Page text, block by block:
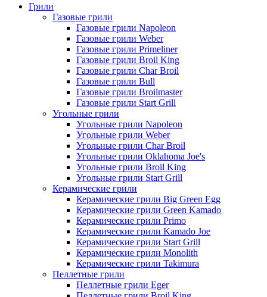
Грили
Газовые грили
Газовые грили Napoleon
Газовые грили Weber
Газовые грили Primeliner
Газовые грили Broil King
Газовые грили Char Broil
Газовые грили Bull
Газовые грили Broilmaster
Газовые грили Start Grill
Угольные грили
Угольные грили Napoleon
Угольные грили Weber
Угольные грили Char Broil
Угольные грили Oklahoma Joe's
Угольные грили Broil King
Угольные грили Start Grill
Керамические грили
Керамические грили Big Green Egg
Керамические грили Green Kamado
Керамические грили Primo
Керамические грили Kamado Joe
Керамические грили Start Grill
Керамические грили Monolith
Керамические грили Takimura
Пеллетные грили
Пеллетные грили Eger